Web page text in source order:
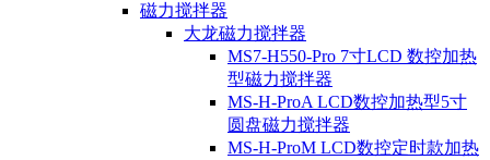
磁力搅拌器
大龙磁力搅拌器
MS7-H550-Pro 7寸LCD 数控加热
型磁力搅拌器
MS-H-ProA LCD数控加热型5寸
圆盘磁力搅拌器
MS-H-ProM LCD数控定时款加热